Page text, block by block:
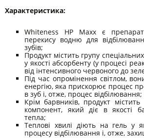
Характеристика:
Whiteness HP Maxx є
перекису водню для
зубів;
Продукт містить групу
у якості абсорбенту (у процесі
від інтенсивного червоного до
Під час опромінення світлом,
енергію, яка прискорює процес
в зуб і, отже, процес відбілювання;
Крім барвників, продукт
компонент, який діє в якості
тепла;
Теплові хвилі діють на гель у
процесу відбілювання і, отже,